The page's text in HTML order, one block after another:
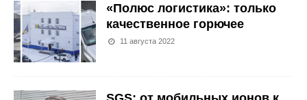
«Полюс логистика»: только
качественное горючее
11 августа 2022